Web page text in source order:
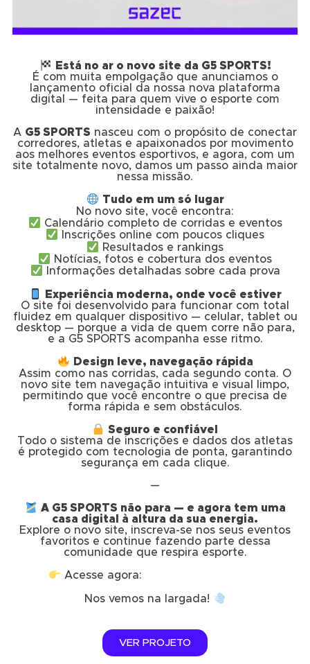
Está no ar o novo site da G5 SPORTS!
É com muita empolgação que anunciamos o
lançamento oficial da nossa nova plataforma
digital — feita para quem vive o esporte com
intensidade e paixão!
A G5 SPORTS nasceu com o propósito de conectar
corredores, atletas e apaixonados por movimento
aos melhores eventos esportivos, e agora, com um
site totalmente novo, damos um passo ainda maior
nessa missão.
Tudo em um só lugar
No novo site, você encontra:
Calendário completo de corridas e eventos
Inscrições online com poucos cliques
Resultados e rankings
Notícias, fotos e cobertura dos eventos
Informações detalhadas sobre cada prova
Experiência moderna, onde você estiver
O site foi desenvolvido para funcionar com total
fluidez em qualquer dispositivo — celular, tablet ou
desktop — porque a vida de quem corre não para,
e a G5 SPORTS acompanha esse ritmo.
Design leve, navegação rápida
Assim como nas corridas, cada segundo conta. O
novo site tem navegação intuitiva e visual limpo,
permitindo que você encontre o que precisa de
forma rápida e sem obstáculos.
Seguro e confiável
Todo o sistema de inscrições e dados dos atletas
é protegido com tecnologia de ponta, garantindo
segurança em cada clique.
—
A G5 SPORTS não para — e agora tem uma
casa digital à altura da sua energia.
Explore o novo site, inscreva-se nos seus eventos
favoritos e continue fazendo parte dessa
comunidade que respira esporte.
Acesse agora:
Nos vemos na largada!
VER PROJETO